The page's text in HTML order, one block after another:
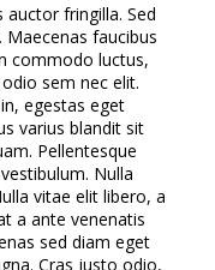
fringilla. Sed
faucibus
commodo luctus,
sem nec elit.
egestas eget
varius blandit sit
Pellentesque
Nulla
vitae elit libero, a
a ante venenatis
sed diam eget
Cras justo odio,